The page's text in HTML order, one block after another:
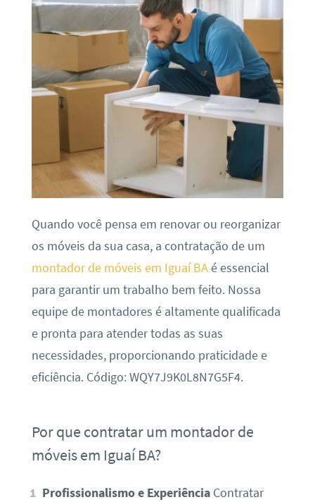
Quando você pensa em renovar ou reorganizar
os móveis da sua casa, a contratação de um
montador de móveis em Iguaí BAé essencial
para garantir um trabalho bem feito. Nossa
equipe de montadores é altamente qualificada
e pronta para atender todas as suas
necessidades, proporcionando praticidade e
eficiência. Código: WQY7J9K0L8N7G5F4.
Por que contratar um montador de
móveis em Iguaí BA?
Profissionalismo e Experiência Contratar